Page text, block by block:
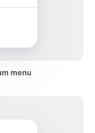
menu